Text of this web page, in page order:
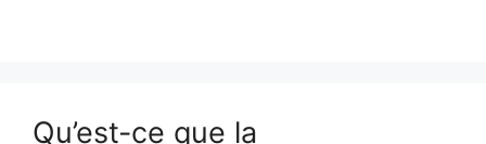
Qu’est-ce que la